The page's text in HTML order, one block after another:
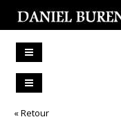
« Retour